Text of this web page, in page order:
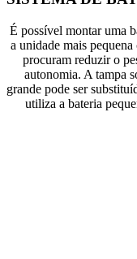
É possível montar uma
a unidade mais
procuram reduzir o
autonomia. A tampa
grande pode ser
utiliza a bateria